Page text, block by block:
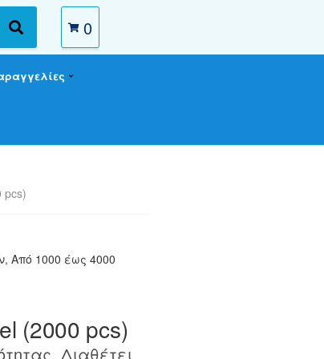
S
e
r
0
pcs)
, Από 1000 έως 4000
(2000 pcs)
Διαθέτει